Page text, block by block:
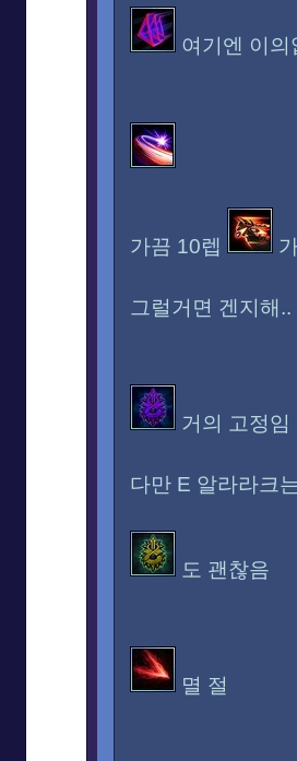
여기엔 이의
가끔 10렙
그럴거면 겐지해..
거의 고정임
다만 E 알라라크
도 괜찮음
멸 절